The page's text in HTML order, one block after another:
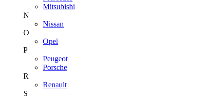
Mitsubishi
N
Nissan
O
Opel
P
Peugeot
Porsche
R
Renault
S